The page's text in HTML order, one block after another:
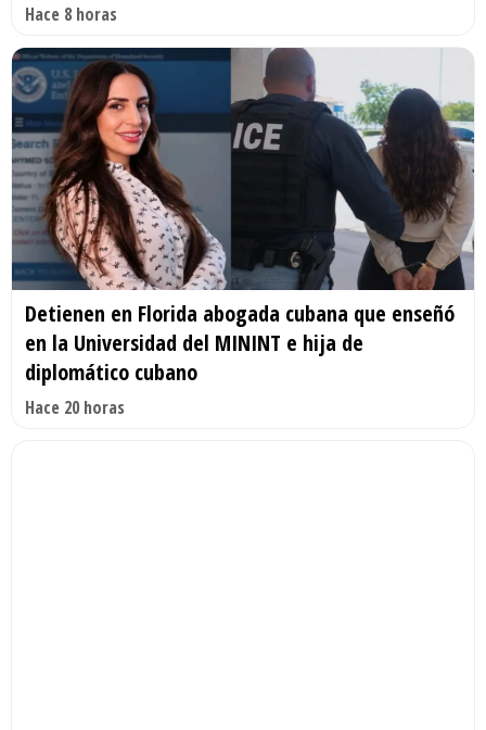
Hace 8 horas
Detienen en Florida abogada cubana que enseñó
en la Universidad del MININT e hija de
diplomático cubano
Hace 20 horas